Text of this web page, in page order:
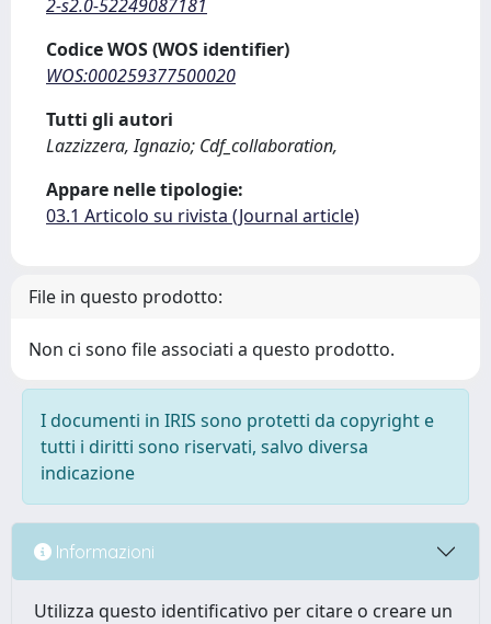
2-s2.0-52249087181
Codice WOS (WOS identifier)
WOS:000259377500020
Tutti gli autori
Lazzizzera, Ignazio; Cdf_collaboration,
Appare nelle tipologie:
03.1 Articolo su rivista (Journal article)
File in questo prodotto:
Non ci sono file associati a questo prodotto.
I documenti in IRIS sono protetti da copyright e
tutti i diritti sono riservati, salvo diversa
indicazione
Informazioni
Utilizza questo identificativo per citare o creare un